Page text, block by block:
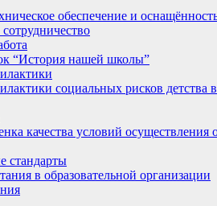
обеспечение и
“История нашей школы”
социальных рисков детства
качества условий осуществления
стандарты
в образовательной организации